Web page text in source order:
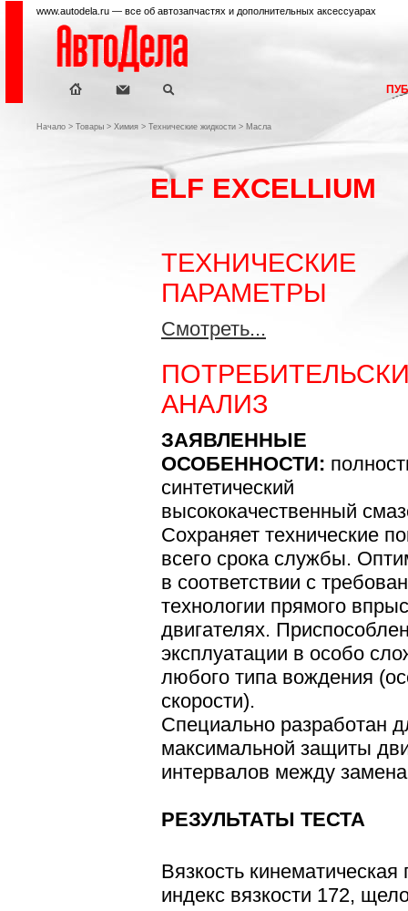
www.autodela.ru — все об автозапчастях и дополнительных аксессуарах
Начало > Товары > Химия > Технические жидкости > Масла
ELF EXCELLIUM
ТЕХНИЧЕСКИЕ
ПАРАМЕТРЫ
Смотреть...
АНАЛИЗ
ЗАЯВЛЕННЫЕ
ОСОБЕННОСТИ:
синтетический
высококачественный
Сохраняет технические
всего срока службы.
в соответствии с
технологии прямого
двигателях.
эксплуатации в особо
любого типа вождения
скорости).
Специально разработан
максимальной защиты
интервалов между
РЕЗУЛЬТАТЫ ТЕСТА
Вязкость
индекс вязкости 172,